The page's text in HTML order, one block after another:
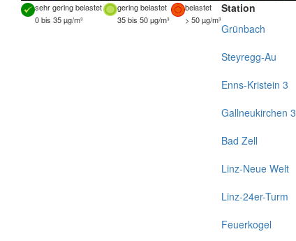
sehr gering belastet gering belastet
belastet
0 bis 35 µg/m³
35 bis 50 µg/m³ > 50 µg/m³
Station
Grünbach
Steyregg-Au
Enns-Kristein 3
Gallneukirchen 3
Bad Zell
Linz-Neue Welt
Linz-24er-Turm
Feuerkogel